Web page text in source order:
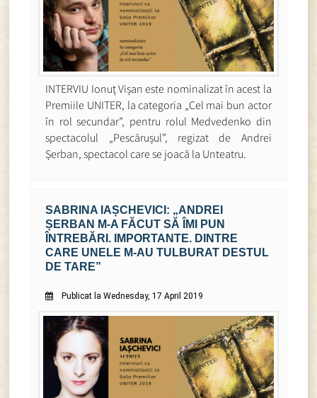
INTERVIU Ionuț Vișan este nominalizat în acest la
Premiile UNITER, la categoria „Cel mai bun actor
în rol secundar”, pentru rolul Medvedenko din
spectacolul „Pescărușul”, regizat de Andrei
Șerban, spectacol care se joacă la Unteatru.
SABRINA IAȘCHEVICI: „ANDREI
ȘERBAN M-A FĂCUT SĂ ÎMI PUN
ÎNTREBĂRI. IMPORTANTE. DINTRE
CARE UNELE M-AU TULBURAT DESTUL
DE TARE”
Publicat la Wednesday, 17 April 2019